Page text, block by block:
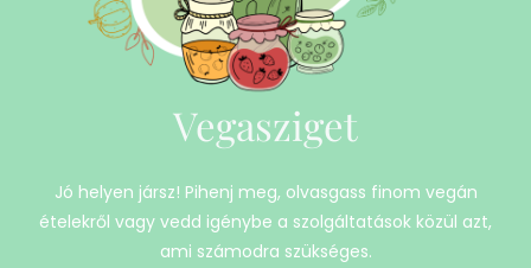
Vegasziget
Jó helyen jársz! Pihenj meg, olvasgass finom vegán
ételekről vagy vedd igénybe a szolgáltatások közül azt,
ami számodra szükséges.